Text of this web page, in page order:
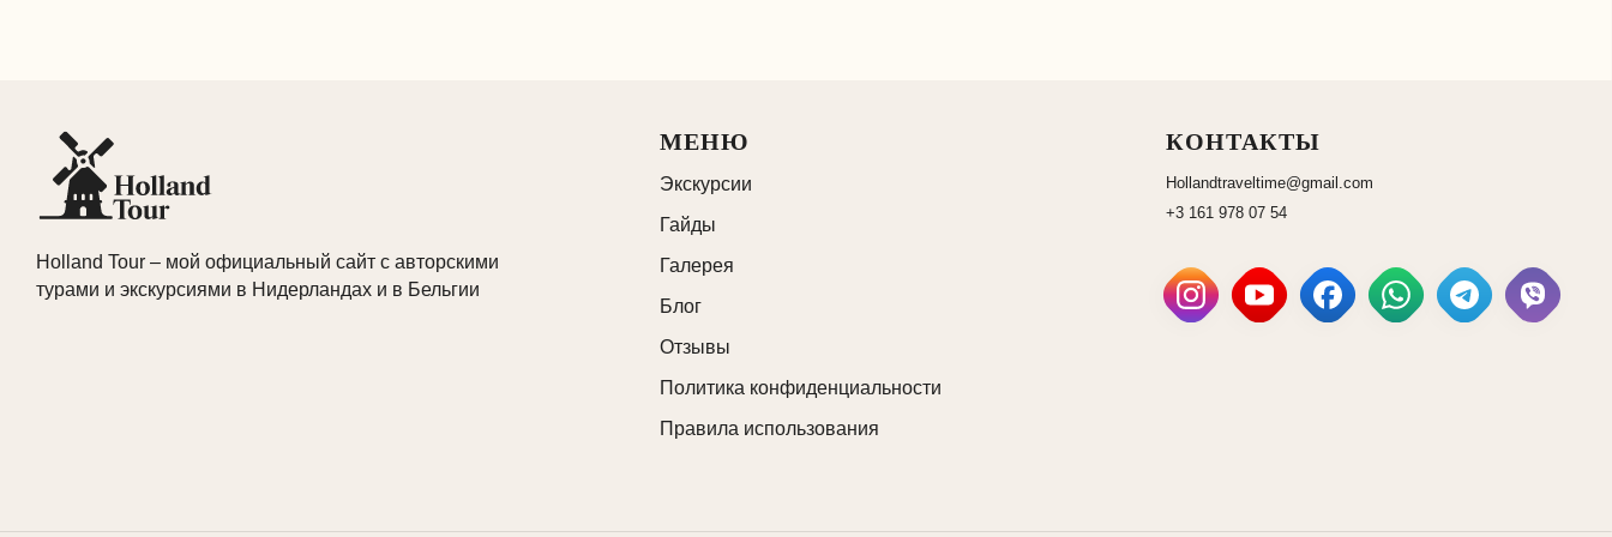
Holland Tour – мой официальный сайт с авторскими
турами и экскурсиями в Нидерландах и в Бельгии
МЕНЮ
Экскурсии
Гайды
Галерея
Блог
Отзывы
Политика конфиденциальности
Правила использования
КОНТАКТЫ
Hollandtraveltime@gmail.com
+3 161 978 07 54